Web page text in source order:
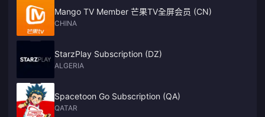
Mango TV Member 芒果TV全屏会员 (CN)
CHINA
StarzPlay Subscription (DZ)
ALGERIA
Spacetoon Go Subscription (QA)
QATAR